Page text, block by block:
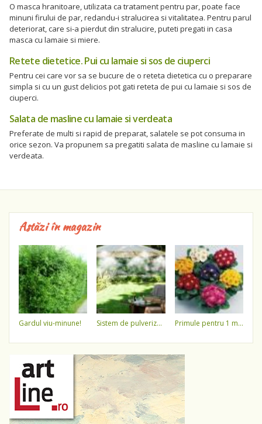
O masca hranitoare, utilizata ca tratament pentru par, poate face
minuni firului de par, redandu-i stralucirea si vitalitatea. Pentru parul
deteriorat, care si-a pierdut din stralucire, puteti pregati in casa
masca cu lamaie si miere.
Retete dietetice. Pui cu lamaie si sos de ciuperci
Pentru cei care vor sa se bucure de o reteta dietetica cu o preparare
simpla si cu un gust delicios pot gati reteta de pui cu lamaie si sos de
ciuperci.
Salata de masline cu lamaie si verdeata
Preferate de multi si rapid de preparat, salatele se pot consuma in
orice sezon. Va propunem sa pregatiti salata de masline cu lamaie si
verdeata.
Astăzi în magazin
gardul viu-minune! sistem de pulverizare a apei primule pentru 1 martie 3,5 lei / ghiveci !!!!